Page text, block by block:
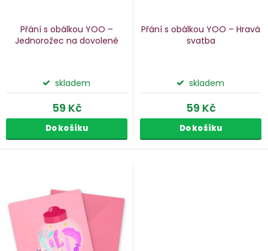
Přání s obálkou YOO –
Jednorožec na dovolené
skladem
59 Kč
Do košíku
Přání s obálkou YOO – Hravá
svatba
skladem
59 Kč
Do košíku